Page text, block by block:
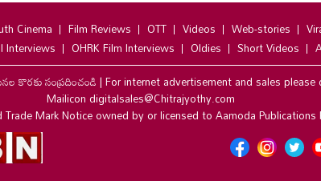
Cinema Film Reviews OTT Videos Web-stories
Interviews OHRK Film Interviews Oldies Short Videos
కొరకు సంప్రదించండి|For internet advertisement and sales please
Mailicon digitalsales@Chitrajyothy.com
Mark Notice owned by or licensed to Aamoda Publications